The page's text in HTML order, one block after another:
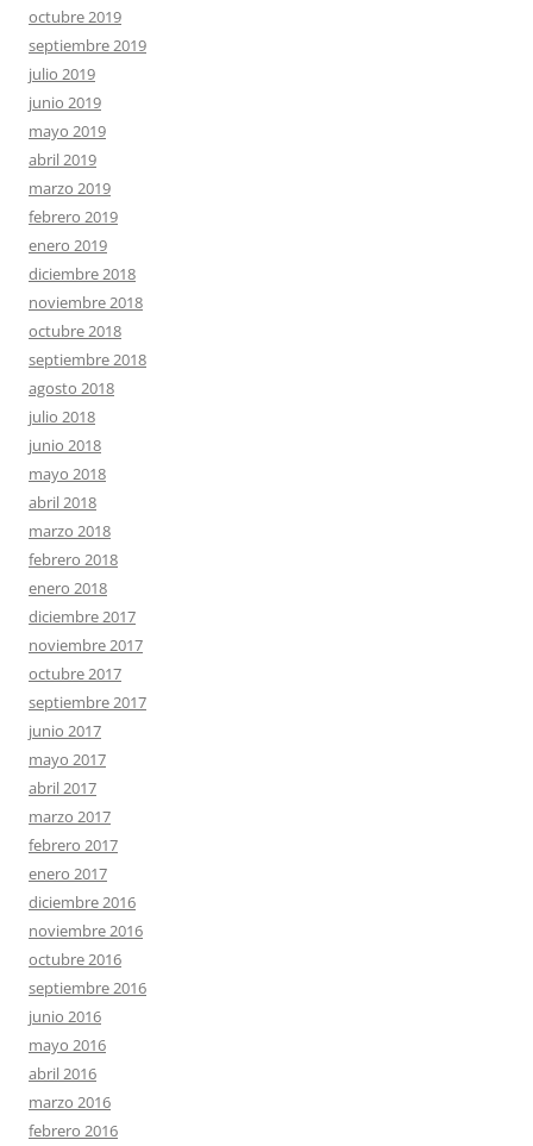
octubre 2019
septiembre 2019
julio 2019
junio 2019
mayo 2019
abril 2019
marzo 2019
febrero 2019
enero 2019
diciembre 2018
noviembre 2018
octubre 2018
septiembre 2018
agosto 2018
julio 2018
junio 2018
mayo 2018
abril 2018
marzo 2018
febrero 2018
enero 2018
diciembre 2017
noviembre 2017
octubre 2017
septiembre 2017
junio 2017
mayo 2017
abril 2017
marzo 2017
febrero 2017
enero 2017
diciembre 2016
noviembre 2016
octubre 2016
septiembre 2016
junio 2016
mayo 2016
abril 2016
marzo 2016
febrero 2016